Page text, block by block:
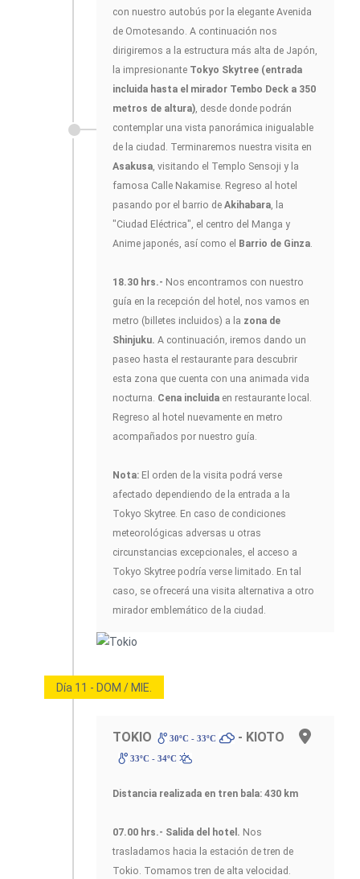
con nuestro autobús por la elegante Avenida
de Omotesando. A continuación nos
dirigiremos a la estructura más alta de Japón,
la impresionante Tokyo Skytree (entrada
incluida hasta el mirador Tembo Deck a 350
metros de altura) , desde donde podrán
contemplar una vista panorámica inigualable
de la ciudad. Terminaremos nuestra visita en
Asakusa , visitando el Templo Sensoji y la
famosa Calle Nakamise. Regreso al hotel
pasando por el barrio de Akihabara , la
"Ciudad Eléctrica", el centro del Manga y
Anime japonés, así como el Barrio de Ginza
18.30 hrs.- Nos encontramos con nuestro
guía en la recepción del hotel, nos vamos en
metro (billetes incluidos) a la zona de
Shinjuku. A continuación, iremos dando un
paseo hasta el restaurante para descubrir
esta zona que cuenta con una animada vida
nocturna. Cena incluida en restaurante local.
Regreso al hotel nuevamente en metro
acompañados por nuestro guía.
Nota: El orden de la visita podrá verse
afectado dependiendo de la entrada a la
Tokyo Skytree. En caso de condiciones
meteorológicas adversas u otras
circunstancias excepcionales, el acceso a
Tokyo Skytree podría verse limitado. En tal
caso, se ofrecerá una visita alternativa a otro
mirador emblemático de la ciudad.
Día 11 - DOM / MIE.
TOKIO 30ºC - 33ºC - KIOTO
33ºC - 34ºC
Distancia realizada en tren bala: 430 km
07.00 hrs.- Salida del hotel. Nos
trasladamos hacia la estación de tren de
Tokio. Tomamos tren de alta velocidad.